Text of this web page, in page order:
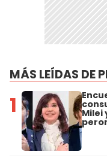
MÁS LEÍDAS DE
1 Milei